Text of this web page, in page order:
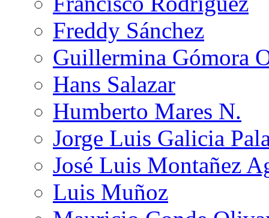
Freddy Sánchez
Guillermina Gómora
Hans Salazar
Humberto Mares N.
Jorge Luis Galicia
José Luis Montañez
Luis Muñoz